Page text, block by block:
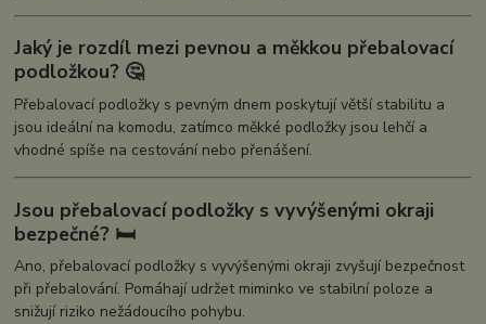
Jaký je rozdíl mezi pevnou a měkkou přebalovací
podložkou? 🤔
Přebalovací podložky s pevným dnem poskytují větší stabilitu a
jsou ideální na komodu, zatímco měkké podložky jsou lehčí a
vhodné spíše na cestování nebo přenášení.
Jsou přebalovací podložky s vyvýšenými okraji
bezpečné? 🛏️
Ano, přebalovací podložky s vyvýšenými okraji zvyšují bezpečnost
při přebalování. Pomáhají udržet miminko ve stabilní poloze a
snižují riziko nežádoucího pohybu.